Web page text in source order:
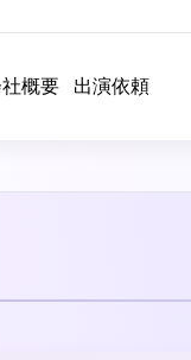
概要 出演依頼